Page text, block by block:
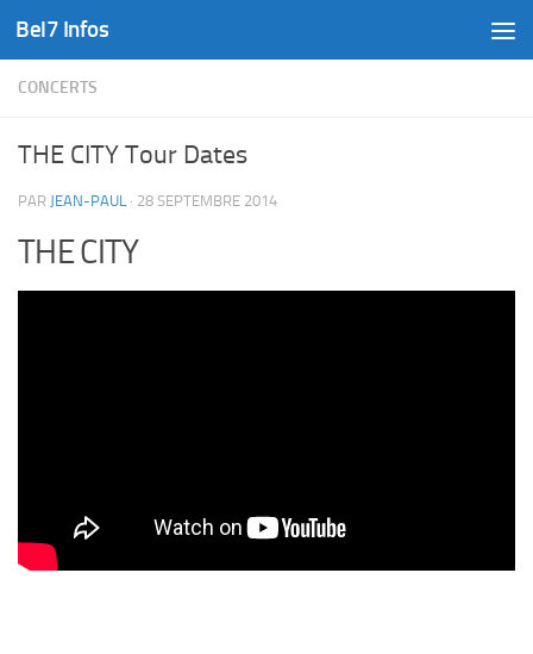
Skip to content
Bel7 Infos
CONCERTS
THE CITY Tour Dates
PAR JEAN-PAUL · 28 SEPTEMBRE 2014
THE CITY